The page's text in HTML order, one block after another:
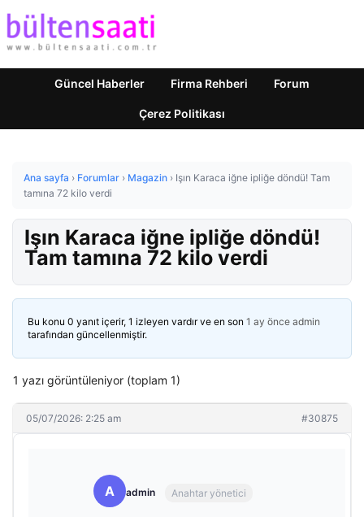
Güncel Haberler Firma Rehberi Forum
Çerez Politikası
Ana sayfa › Forumlar › Magazin › Işın Karaca iğne ipliğe döndü! Tam
tamına 72 kilo verdi
Işın Karaca iğne ipliğe döndü!
Tam tamına 72 kilo verdi
Bu konu 0 yanıt içerir, 1 izleyen vardır ve en son 1 ay önce admin
tarafından güncellenmiştir.
1 yazı görüntüleniyor (toplam 1)
05/07/2026: 2:25 am #30875
A admin Anahtar yönetici